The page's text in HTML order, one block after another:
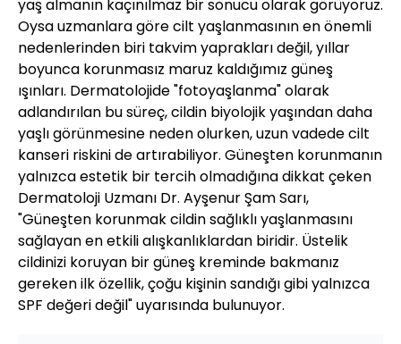
yaş almanın kaçınılmaz bir sonucu olarak görüyoruz.
Oysa uzmanlara göre cilt yaşlanmasının en önemli
nedenlerinden biri takvim yaprakları değil, yıllar
boyunca korunmasız maruz kaldığımız güneş
ışınları. Dermatolojide "fotoyaşlanma" olarak
adlandırılan bu süreç, cildin biyolojik yaşından daha
yaşlı görünmesine neden olurken, uzun vadede cilt
kanseri riskini de artırabiliyor. Güneşten korunmanın
yalnızca estetik bir tercih olmadığına dikkat çeken
Dermatoloji Uzmanı Dr. Ayşenur Şam Sarı,
"Güneşten korunmak cildin sağlıklı yaşlanmasını
sağlayan en etkili alışkanlıklardan biridir. Üstelik
cildinizi koruyan bir güneş kreminde bakmanız
gereken ilk özellik, çoğu kişinin sandığı gibi yalnızca
SPF değeri değil" uyarısında bulunuyor.